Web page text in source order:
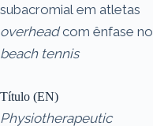
subacromial em atletas
overheadcom ênfase no
beach tennis
Título (EN)
Physiotherapeutic